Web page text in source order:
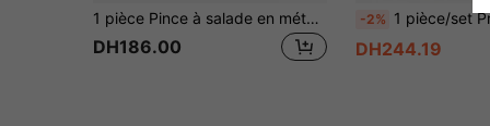
1 pièce Pince à salade en métal doré, outil de buffet, de dessert exquis pour fête d'anniversaire, dîner, cuisine, cadeau de Noël
DH186.00
-2% 1 pièce/set Présentoir à gâteau en acrylique, support de présentation rond pour cupcakes, étagère d'exposition de desserts transparente, présentoir à cupcakes pour thé de l'après-
DH244.19